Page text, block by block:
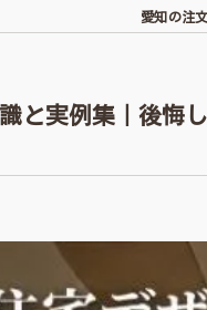
愛知の注
と実例集｜後悔